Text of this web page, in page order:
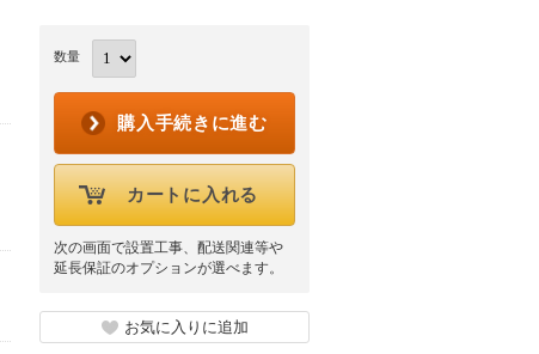
数量
購入手続きに進む
カートに入れる
次の画面で設置工事、配送関連等や
延長保証のオプションが選べます。
お気に入りに追加